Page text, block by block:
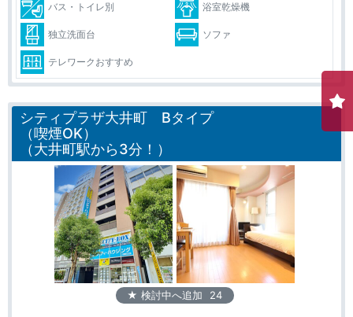
バス・トイレ別 浴室乾燥機
独立洗面台 ソファ
テレワークおすすめ
シティプラザ大井町 Bタイプ
（喫煙OK）
（大井町駅から3分！）
★ 検討中へ追加 24